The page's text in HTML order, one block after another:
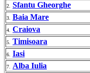
2. Sfantu Gheorghe
3. Baia Mare
4. Craiova
5. Timisoara
6. Iasi
7. Alba Iulia